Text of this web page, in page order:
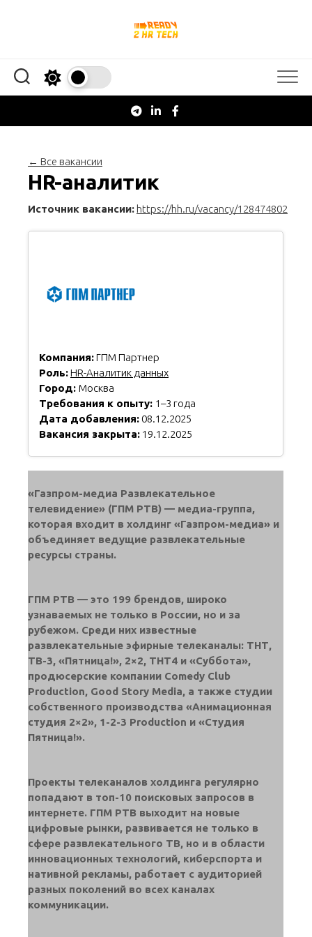
← Все вакансии
HR-аналитик
Источник вакансии: https://hh.ru/vacancy/128474802
Компания:ГПМ Партнер
Роль:HR-Аналитик данных
Город: Москва
Требования к опыту: 1–3 года
Дата добавления: 08.12.2025
Вакансия закрыта: 19.12.2025
«Газпром-медиа Развлекательное
телевидение» (ГПМ РТВ) — медиа-группа,
которая входит в холдинг «Газпром-медиа» и
объединяет ведущие развлекательные
ресурсы страны.
ГПМ РТВ — это 199 брендов, широко
узнаваемых не только в России, но и за
рубежом. Среди них известные
развлекательные эфирные телеканалы: ТНТ,
ТВ-3, «Пятница!», 2×2, ТНТ4 и «Суббота»,
продюсерские компании Comedy Club
Production, Good Story Media, а также студии
собственного производства «Анимационная
студия 2×2», 1-2-3 Production и «Студия
Пятница!».
Проекты телеканалов холдинга регулярно
попадают в топ-10 поисковых запросов в
интернете. ГПМ РТВ выходит на новые
цифровые рынки, развивается не только в
сфере развлекательного ТВ, но и в области
инновационных технологий, киберспорта и
нативной рекламы, работает с аудиторией
разных поколений во всех каналах
коммуникации.